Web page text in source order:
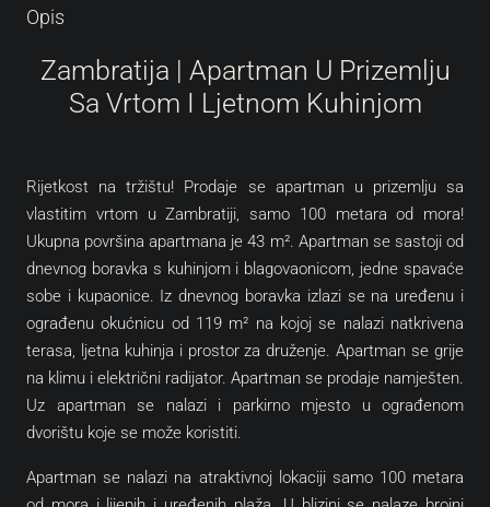
Opis
Zambratija | Apartman U Prizemlju
Sa Vrtom I Ljetnom Kuhinjom
Rijetkost na tržištu! Prodaje se apartman u prizemlju sa
vlastitim vrtom u Zambratiji, samo 100 metara od mora!
Ukupna površina apartmana je 43 m². Apartman se sastoji od
dnevnog boravka s kuhinjom i blagovaonicom, jedne spavaće
sobe i kupaonice. Iz dnevnog boravka izlazi se na uređenu i
ograđenu okućnicu od 119 m² na kojoj se nalazi natkrivena
terasa, ljetna kuhinja i prostor za druženje. Apartman se grije
na klimu i električni radijator. Apartman se prodaje namješten.
Uz apartman se nalazi i parkirno mjesto u ograđenom
dvorištu koje se može koristiti.
Apartman se nalazi na atraktivnoj lokaciji samo 100 metara